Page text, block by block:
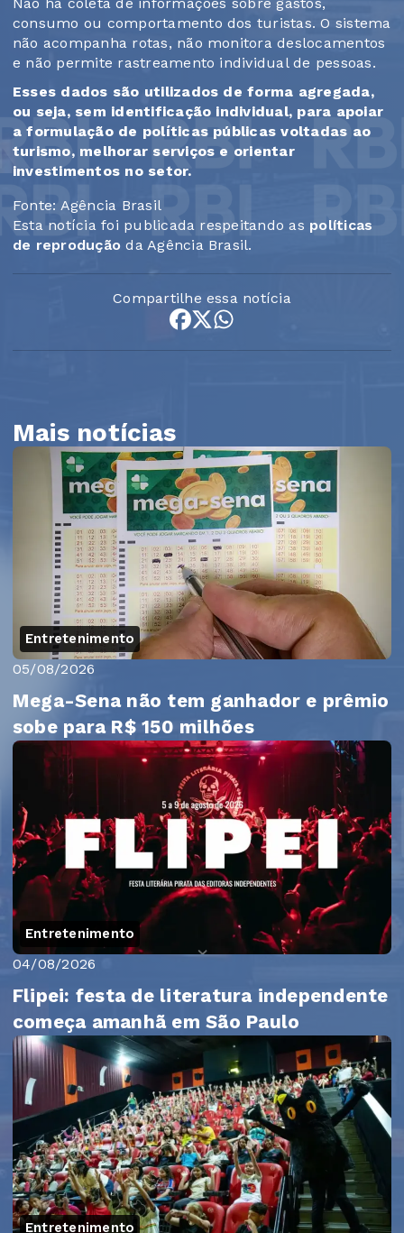
consumo ou comportamento dos turistas. O sistema
não acompanha rotas, não monitora deslocamentos
e não permite rastreamento individual de pessoas.
Esses dados são utilizados de forma agregada,
ou seja, sem identificação individual, para apoiar
a formulação de políticas públicas voltadas ao
turismo, melhorar serviços e orientar
investimentos no setor.
Fonte: Agência Brasil
Esta notícia foi publicada respeitando as políticas
de reprodução da Agência Brasil.
Compartilhe essa notícia
Mais notícias
Entretenimento
05/08/2026
Mega-Sena não tem ganhador e prêmio
sobe para R$ 150 milhões
Entretenimento
04/08/2026
Flipei: festa de literatura independente
começa amanhã em São Paulo
Entretenimento